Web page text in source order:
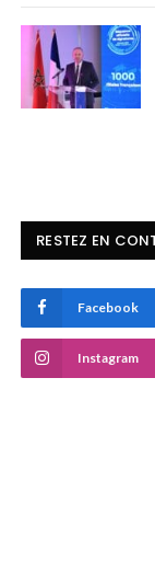
RESTEZ EN
Facebook
Instagram